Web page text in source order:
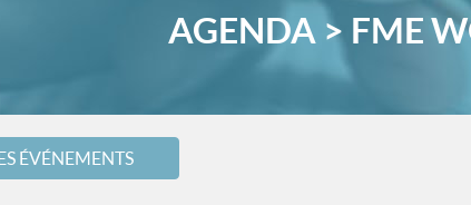
AGENDA > FME
ÉVÉNEMENTS